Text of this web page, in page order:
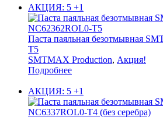
АКЦИЯ: 5 +1
Паста паяльная безотмывная
T5
SMTMAX Production, Акция!
Подробнее
АКЦИЯ: 5 +1